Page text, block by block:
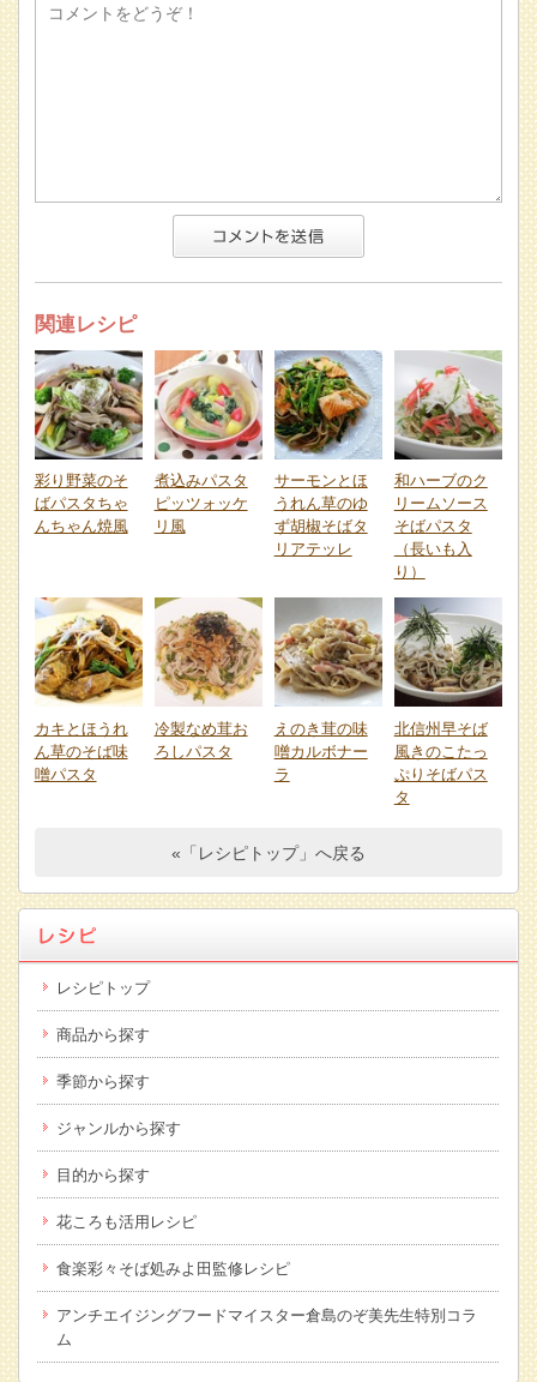
関連レシピ
彩り野菜のそ
ばパスタちゃ
んちゃん焼風
煮込みパスタ
ピッツォッケ
リ風
サーモンとほ
うれん草のゆ
ず胡椒そばタ
リアテッレ
和ハーブのク
リームソース
そばパスタ
（長いも入
り）
カキとほうれ
ん草のそば味
噌パスタ
冷製なめ茸お
ろしパスタ
えのき茸の味
噌カルボナー
ラ
北信州早そば
風きのこたっ
ぷりそばパス
タ
«「レシピトップ」へ戻る
レシピトップ
商品から探す
季節から探す
ジャンルから探す
目的から探す
花ころも活用レシピ
食楽彩々そば処みよ田監修レシピ
アンチエイジングフードマイスター倉島のぞ美先生特別コラ
ム